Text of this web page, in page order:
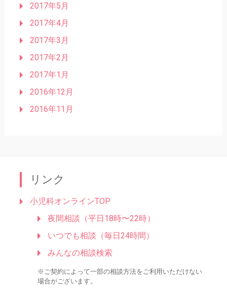
2017年5月
2017年4月
2017年3月
2017年2月
2017年1月
2016年12月
2016年11月
リンク
小児科オンラインTOP
夜間相談（平日18時〜22時）
いつでも相談（毎日24時間）
みんなの相談検索
※ご契約によって一部の相談方法をご利用いただけない
場合がございます。